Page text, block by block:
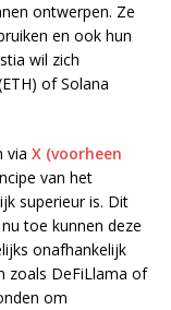
ontwerpen. Ze
en ook hun
wil zich
of Solana
via X (voorheen
van het
superieur is. Dit
toe kunnen deze
onafhankelijk
zoals DeFiLlama of
om